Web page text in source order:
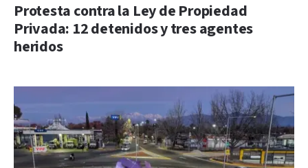
Protesta contra la Ley de Propiedad
Privada: 12 detenidos y tres agentes
heridos